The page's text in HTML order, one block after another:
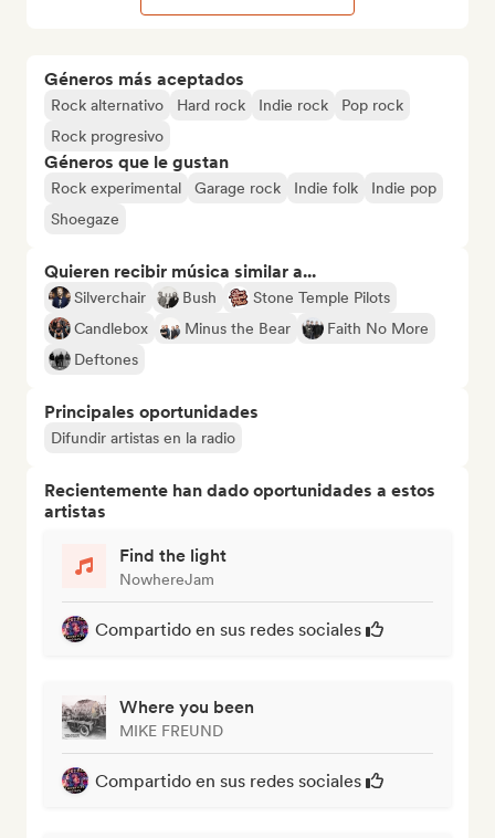
Géneros más aceptados
Rock alternativo Hard rock Indie rock
Pop rock
Rock progresivo
Géneros que le gustan
Rock experimental Garage rock Indie folk
Indie pop
Shoegaze
Quieren recibir música similar a...
Silverchair Bush
Stone Temple Pilots
Candlebox
Minus the Bear
Faith No More
Deftones
Principales oportunidades
Difundir artistas en la radio
Recientemente han dado oportunidades a estos
artistas
Find the light
NowhereJam
Compartido en sus redes sociales
Where you been
MIKE FREUND
Compartido en sus redes sociales